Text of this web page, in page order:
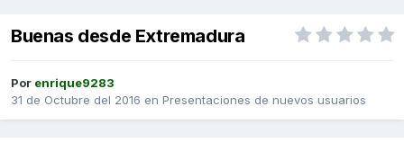
Buenas desde Extremadura
Por enrique9283
31 de Octubre del 2016 en Presentaciones de nuevos usuarios